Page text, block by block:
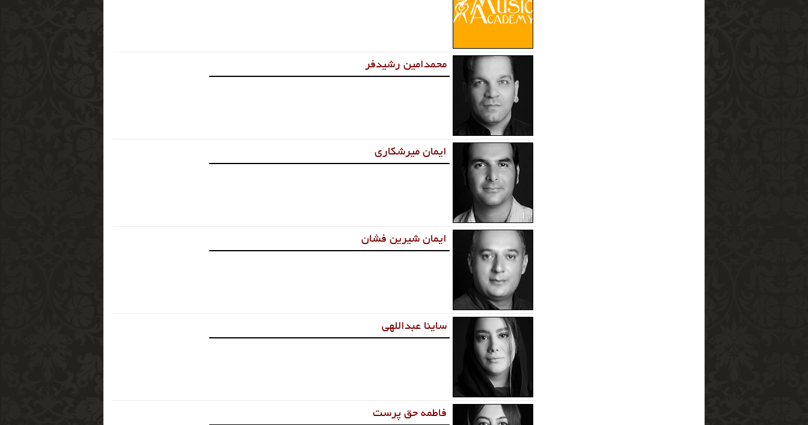
محمدامین رشیدفر
ایمان میرشکاری
ایمان شیرین فشان
ساینا عبداللهی
فاطمه حق پرست